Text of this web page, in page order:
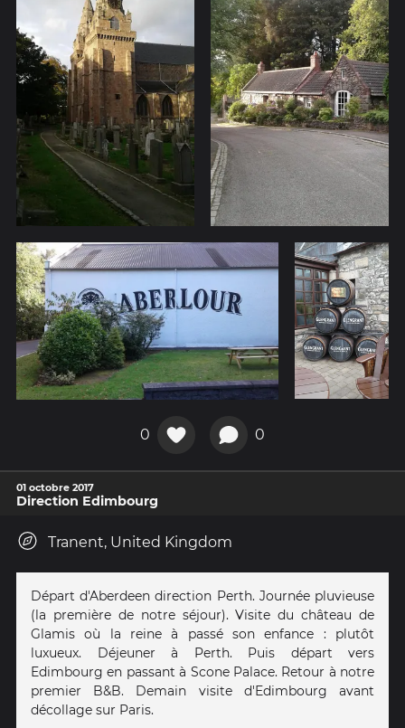
0 0
01 octobre 2017
Direction Edimbourg
Tranent, United Kingdom
Départ d'Aberdeen direction Perth. Journée pluvieuse
(la première de notre séjour). Visite du château de
Glamis où la reine à passé son enfance : plutôt
luxueux. Déjeuner à Perth. Puis départ vers
Edimbourg en passant à Scone Palace. Retour à notre
premier B&B. Demain visite d'Edimbourg avant
décollage sur Paris.